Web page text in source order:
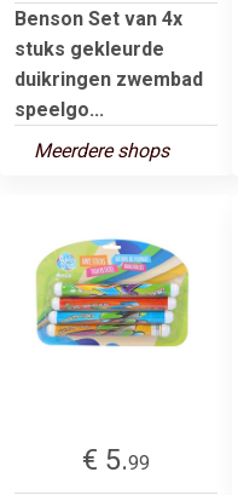
Benson Set van 4x
stuks gekleurde
duikringen zwembad
speelgo...
Meerdere shops
€ 5.99